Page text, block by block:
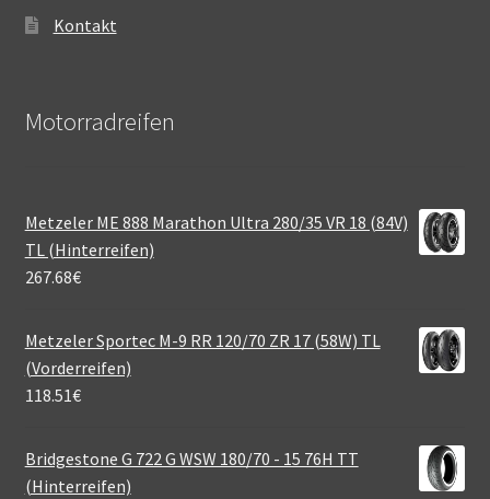
Kontakt
Motorradreifen
Metzeler ME 888 Marathon Ultra 280/35 VR 18 (84V)
TL (Hinterreifen)
267.68€
Metzeler Sportec M-9 RR 120/70 ZR 17 (58W) TL
(Vorderreifen)
118.51€
Bridgestone G 722 G WSW 180/70 - 15 76H TT
(Hinterreifen)